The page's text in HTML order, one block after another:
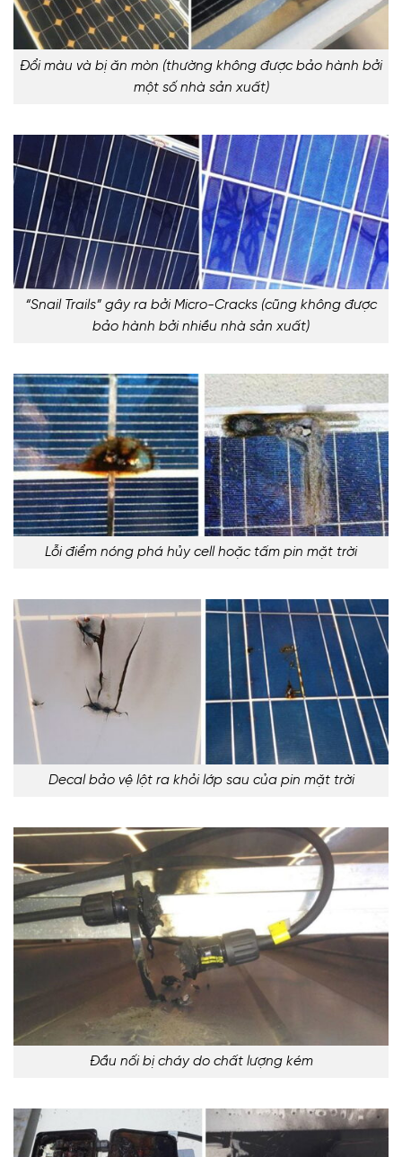
Đổi màu và bị ăn mòn (thường không được bảo hành bởi
một số nhà sản xuất)
“Snail Trails” gây ra bởi Micro-Cracks (cũng không được
bảo hành bởi nhiều nhà sản xuất)
Lỗi điểm nóng phá hủy cell hoặc tấm pin mặt trời
Decal bảo vệ lột ra khỏi lớp sau của pin mặt trời
Đầu nối bị cháy do chất lượng kém